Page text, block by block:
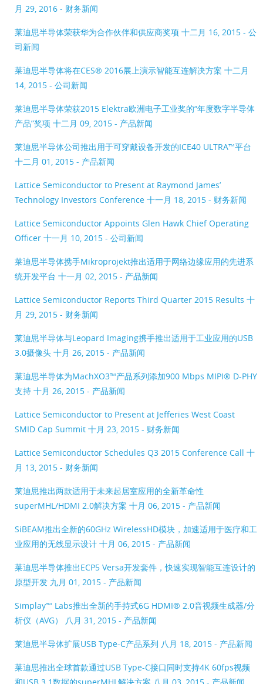
月 29, 2016 - 财务新闻
莱迪思半导体荣获华为合作伙伴和供应商奖项 十二月 16, 2015 - 公
司新闻
莱迪思半导体将在CES® 2016展上演示智能互连解决方案 十二月
14, 2015 - 公司新闻
莱迪思半导体荣获2015 Elektra欧洲电子工业奖的“年度数字半导体
产品”奖项 十二月 09, 2015 - 产品新闻
莱迪思半导体公司推出用于可穿戴设备开发的ICE40 ULTRA™平台
十二月 01, 2015 - 产品新闻
Lattice Semiconductor to Present at Raymond James’
Technology Investors Conference 十一月 18, 2015 - 财务新闻
Lattice Semiconductor Appoints Glen Hawk Chief Operating
Officer 十一月 10, 2015 - 公司新闻
莱迪思半导体携手Mikroprojekt推出适用于网络边缘应用的先进系
统开发平台 十一月 02, 2015 - 产品新闻
Lattice Semiconductor Reports Third Quarter 2015 Results 十
月 29, 2015 - 财务新闻
莱迪思半导体与Leopard Imaging携手推出适用于工业应用的USB
3.0摄像头 十月 26, 2015 - 产品新闻
莱迪思半导体为MachXO3™产品系列添加900 Mbps MIPI® D-PHY
支持 十月 26, 2015 - 产品新闻
Lattice Semiconductor to Present at Jefferies West Coast
SMID Cap Summit 十月 23, 2015 - 财务新闻
Lattice Semiconductor Schedules Q3 2015 Conference Call 十
月 13, 2015 - 财务新闻
莱迪思推出两款适用于未来起居室应用的全新革命性
superMHL/HDMI 2.0解决方案 十月 06, 2015 - 产品新闻
SiBEAM推出全新的60GHz WirelessHD模块，加速适用于医疗和工
业应用的无线显示设计 十月 06, 2015 - 产品新闻
莱迪思半导体推出ECP5 Versa开发套件，快速实现智能互连设计的
原型开发 九月 01, 2015 - 产品新闻
Simplay™ Labs推出全新的手持式6G HDMI® 2.0音视频生成器/分
析仪（AVG）
八月 31, 2015 - 产品新闻
莱迪思半导体扩展USB Type-C产品系列 八月 18, 2015 - 产品新闻
莱迪思推出全球首款通过USB Type-C接口同时支持4K 60fps视频